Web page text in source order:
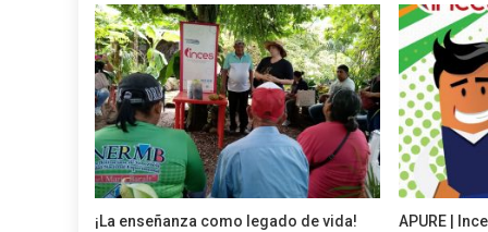
¡La enseñanza como legado de vida! APURE |